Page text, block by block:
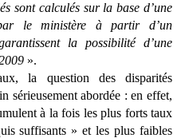
sont calculés sur la base d’une
le ministère à partir d’un
la possibilité d’une
».
la question des disparités
sérieusement abordée : en effet,
à la fois les plus forts taux
suffisants » et les plus faibles